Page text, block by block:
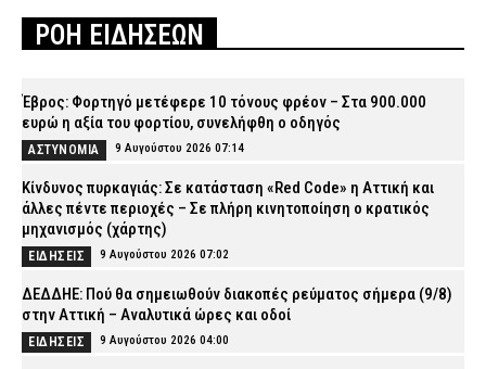
ΡΟΗ ΕΙΔΗΣΕΩΝ
Έβρος: Φορτηγό μετέφερε 10 τόνους φρέον – Στα 900.000
ευρώ η αξία του φορτίου, συνελήφθη ο οδηγός
ΑΣΤΥΝΟΜΙΑ 9 Αυγούστου 2026 07:14
Κίνδυνος πυρκαγιάς: Σε κατάσταση «Red Code» η Αττική και
άλλες πέντε περιοχές – Σε πλήρη κινητοποίηση ο κρατικός
μηχανισμός (χάρτης)
ΕΙΔΗΣΕΙΣ 9 Αυγούστου 2026 07:02
ΔΕΔΔΗΕ: Πού θα σημειωθούν διακοπές ρεύματος σήμερα (9/8)
στην Αττική – Αναλυτικά ώρες και οδοί
ΕΙΔΗΣΕΙΣ 9 Αυγούστου 2026 04:00